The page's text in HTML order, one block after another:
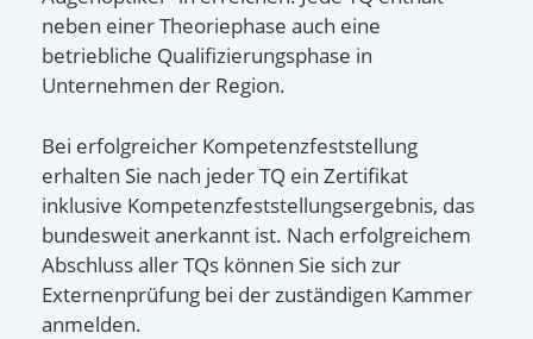
neben einer Theoriephase auch eine
betriebliche Qualifizierungsphase in
Unternehmen der Region.
Bei erfolgreicher Kompetenzfeststellung
erhalten Sie nach jeder TQ ein Zertifikat
inklusive Kompetenzfeststellungsergebnis, das
bundesweit anerkannt ist. Nach erfolgreichem
Abschluss aller TQs können Sie sich zur
Externenprüfung bei der zuständigen Kammer
anmelden.